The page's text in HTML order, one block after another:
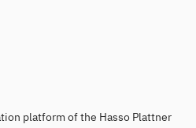
platform of the Hasso Plattner